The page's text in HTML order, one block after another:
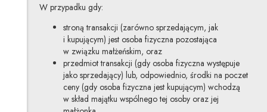
W przypadku gdy:
stroną transakcji (zarówno sprzedającym, jak
i kupującym) jest osoba fizyczna pozostająca
w związku małżeńskim, oraz
przedmiot transakcji (gdy osoba fizyczna występuje
jako sprzedający) lub, odpowiednio, środki na poczet
ceny (gdy osoba fizyczna jest kupującym) wchodzą
w skład majątku wspólnego tej osoby oraz jej